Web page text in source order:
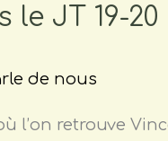
le JT 19-
de nous
l’on retrouve